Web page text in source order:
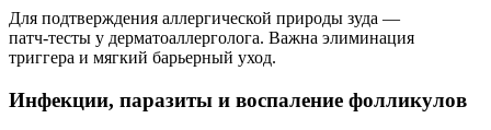
Для подтверждения аллергической природы зуда —
патч‑тесты у дерматоаллерголога. Важна элиминация
триггера и мягкий барьерный уход.
Инфекции, паразиты и воспаление фолликулов